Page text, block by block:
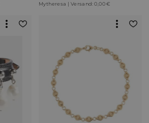
Mytheresa | Versand: 0,00 €